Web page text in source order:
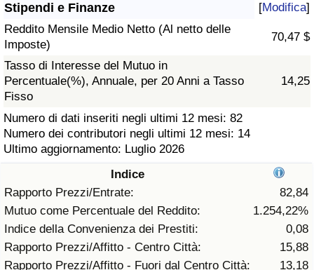
Stipendi e Finanze [Modifica]
Reddito Mensile Medio Netto (Al netto delle
Imposte)
70,47 $
Tasso di Interesse del Mutuo in
Percentuale(%), Annuale, per 20 Anni a Tasso
Fisso
14,25
Numero di dati inseriti negli ultimi 12 mesi: 82
Numero dei contributori negli ultimi 12 mesi: 14
Ultimo aggiornamento: Luglio 2026
Indice
Rapporto Prezzi/Entrate:
82,84
Mutuo come Percentuale del Reddito:
1.254,22%
Indice della Convenienza dei Prestiti:
0,08
Rapporto Prezzi/Affitto - Centro Città:
15,88
Rapporto Prezzi/Affitto - Fuori dal Centro Città:
13,18
Indice dell’Assistenza Sanitaria (Corrente)
Indice dell’Assistenza Sanitaria
Indice dell’Assistenza Sanitaria per
Nazione
Inquinamento
Indice dell’Inquinamento (Corrente)
Indice di inquinamento
Indice dell’Inquinamento per Nazione